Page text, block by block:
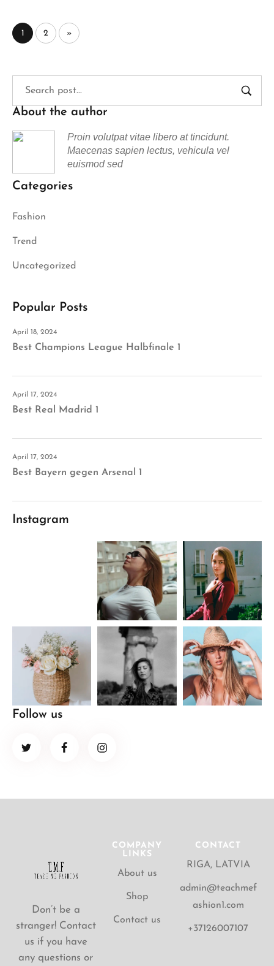
1 2 »
About the author
Proin volutpat vitae libero at tincidunt.
Maecenas sapien lectus, vehicula vel
euismod sed
Categories
Fashion
Trend
Uncategorized
Popular Posts
April 18, 2024
Best Champions League Halbfinale 1
April 17, 2024
Best Real Madrid 1
April 17, 2024
Best Bayern gegen Arsenal 1
Instagram
Follow us
Don’t be a
stranger! Contact
us if you have
any questions or
COMPANY
LINKS
About us
Shop
Contact us
CONTACT
RIGA, LATVIA
admin@teachmef
ashion1.com
+37126007107